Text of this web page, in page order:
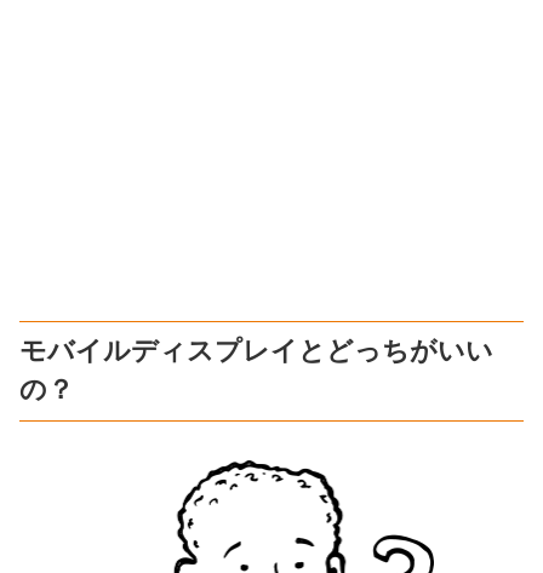
モバイルディスプレイとどっちがいい
の？